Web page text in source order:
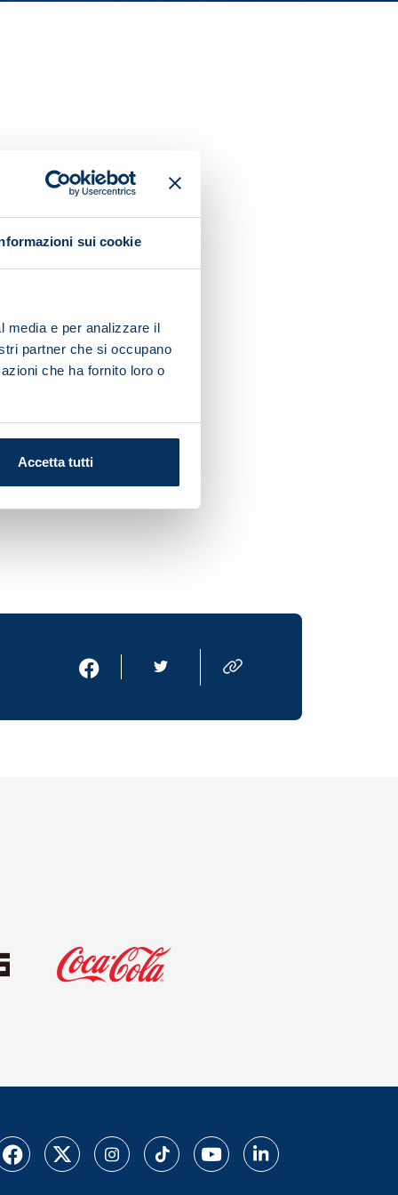
sui cookie
media e per analizzare il
partner che si occupano
che ha fornito loro o
Accetta tutti